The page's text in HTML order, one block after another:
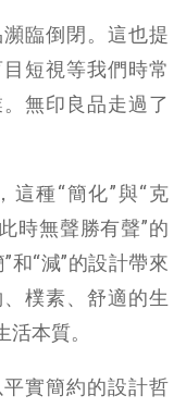
臨倒閉。這也提
短視等我們時常
。無印良品走過了
這種“簡化”與“克
時無聲勝有聲”的
和“減”的設計帶來
樸素、舒適的生
本質。
實簡約的設計哲